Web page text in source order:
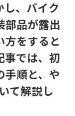
し、バイク
部品が露出
方をすると
事では、初
手順と、や
て解説し